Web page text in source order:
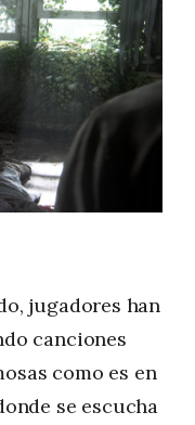
jugadores han
canciones
como es en
se escucha